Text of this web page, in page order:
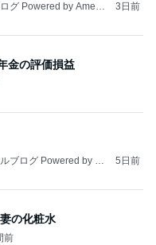
グ Powered by Ameb
3日前
金の評価損益
ブログ Powered by A
5日前
の化粧水
前